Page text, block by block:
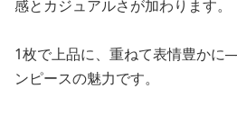
感とカジュアルさが加わります。
1枚で上品に、重ねて表情豊かに
ンピースの魅力です。